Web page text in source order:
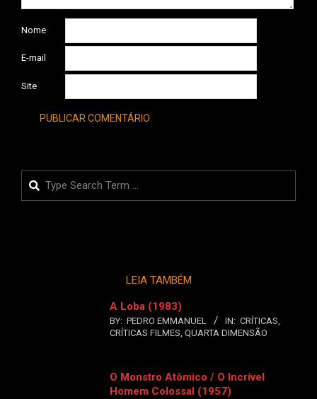
Nome
E-mail
Site
Search
LEIA TAMBÉM
A Loba (1983)
BY: PEDRO EMMANUEL IN: CRÍTICAS,
CRÍTICAS FILMES, QUARTA DIMENSÃO
O Monstro Atômico / O Incrível
Homem Colossal (1957)